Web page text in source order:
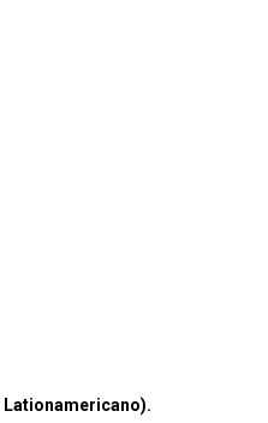
Lationamericano).